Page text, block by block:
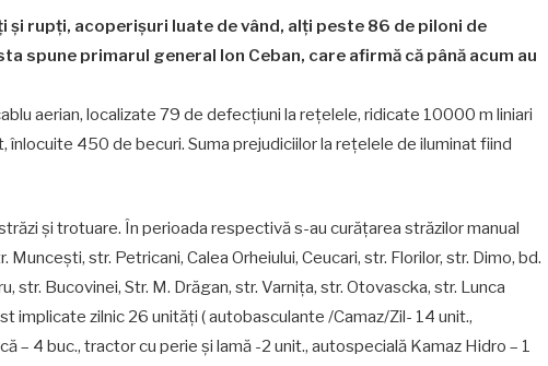
rupți, acoperișuri luate de vând, alți peste 86 de piloni de
spune primarul general Ion Ceban, care afirmă că până acum au
aerian, localizate 79 de defecțiuni la rețelele, ridicate 10000 m liniari
înlocuite 450 de becuri. Suma prejudiciilor la rețelele de iluminat fiind
și trotuare. În perioada respectivă s-au curățarea străzilor manual
Muncești, str. Petricani, Calea Orheiului, Ceucari, str. Florilor, str. Dimo, bd.
str. Bucovinei, Str. M. Drăgan, str. Varnița, str. Otovascka, str. Lunca
implicate zilnic 26 unități ( autobasculante /Camaz/Zil- 14 unit.,
– 4 buc., tractor cu perie și lamă -2 unit., autospecială Kamaz Hidro – 1